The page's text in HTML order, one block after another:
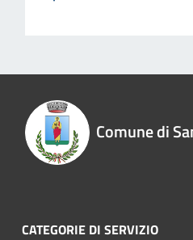
Comune di
CATEGORIE DI SERVIZIO